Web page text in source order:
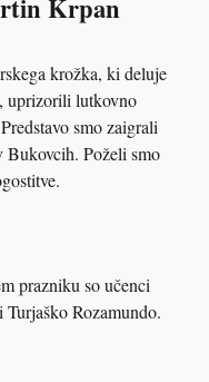
Krpan
krožka, ki deluje
uprizorili lutkovno
smo zaigrali
Bukovcih. Poželi smo
prazniku so učenci
Rozamundo.